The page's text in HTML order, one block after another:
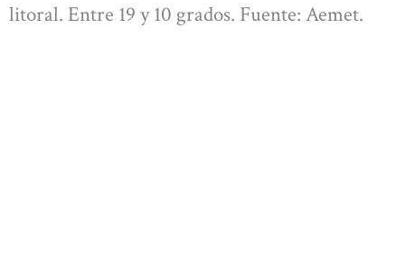
litoral. Entre 19 y 10 grados. Fuente: Aemet.